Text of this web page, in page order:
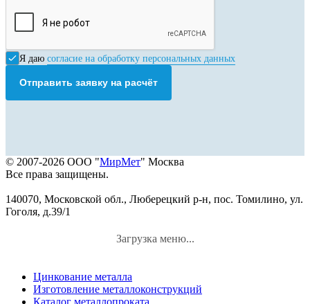
Я даю согласие на обработку персональных данных
Отправить заявку на расчёт
© 2007-2026 ООО "МирМет" Москва
Все права защищены.
140070, Московской обл., Люберецкий р-н, пос. Томилино, ул.
Гоголя, д.39/1
Загрузка меню...
Цинкование металла
Изготовление металлоконструкций